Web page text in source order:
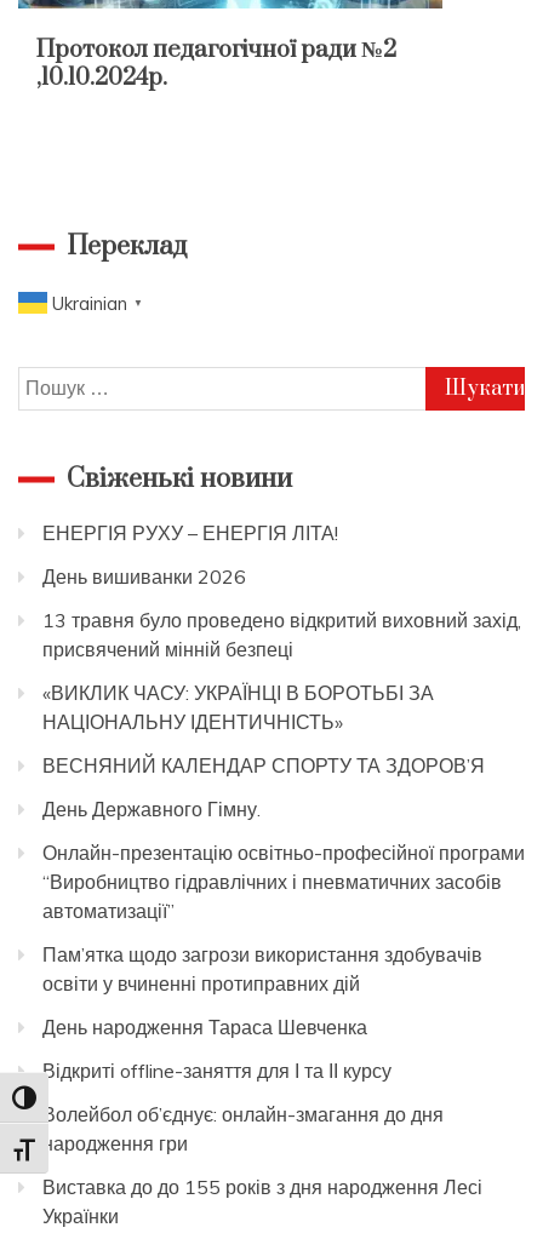
Toggle High Contrast
Toggle Font size
Протокол педагогічної ради №2
,10.10.2024р.
Переклад
Ukrainian ▼
Пошук:
Свіженькі новини
ЕНЕРГІЯ РУХУ – ЕНЕРГІЯ ЛІТА!
День вишиванки 2026
13 травня було проведено відкритий виховний захід,
присвячений мінній безпеці
«ВИКЛИК ЧАСУ: УКРАЇНЦІ В БОРОТЬБІ ЗА
НАЦІОНАЛЬНУ ІДЕНТИЧНІСТЬ»
ВЕСНЯНИЙ КАЛЕНДАР СПОРТУ ТА ЗДОРОВ’Я
День Державного Гімну.
Онлайн-презентацію освітньо-професійної програми
“Виробництво гідравлічних і пневматичних засобів
автоматизації”
Пам’ятка щодо загрози використання здобувачів
освіти у вчиненні протиправних дій
День народження Тараса Шевченка
Відкриті offline-заняття для І та ІІ курсу
Волейбол об’єднує: онлайн-змагання до дня
народження гри
Виставка до до 155 років з дня народження Лесі
Українки